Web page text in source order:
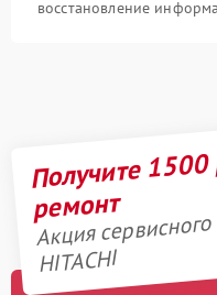
восстановление
Получите
ремонт
Акция
HITACHI